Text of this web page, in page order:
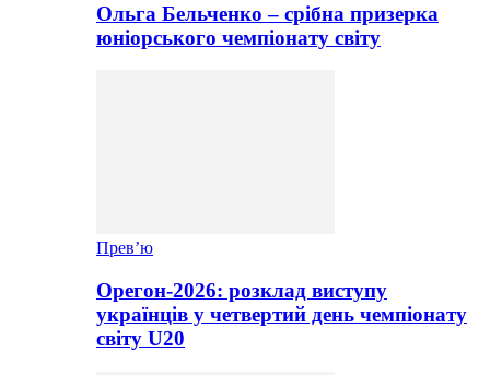
Ольга Бельченко – срібна призерка
юніорського чемпіонату світу
Прев’ю
Орегон-2026: розклад виступу
українців у четвертий день чемпіонату
світу U20